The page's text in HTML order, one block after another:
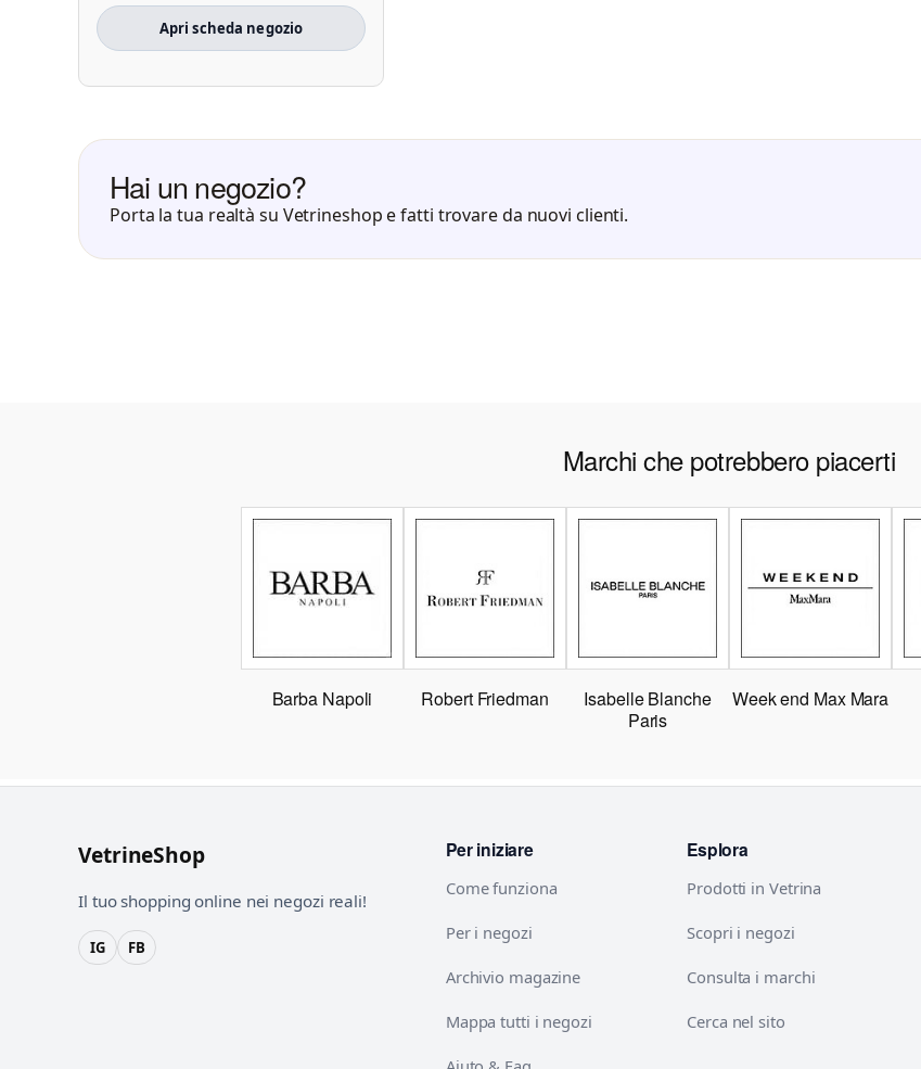
Apri scheda negozio
Hai un negozio?
Porta la tua realtà su Vetrineshop e fatti trovare da nuovi clienti.
Marchi che potrebbero piacerti
Barba Napoli Robert Friedman
Isabelle Blanche
Paris
Week end Max Mara
VetrineShop
Il tuo shopping online nei negozi reali!
IG FB
Per iniziare
Come funziona
Per i negozi
Archivio magazine
Mappa tutti i negozi
Esplora
Prodotti in Vetrina
Scopri i negozi
Consulta i marchi
Cerca nel sito